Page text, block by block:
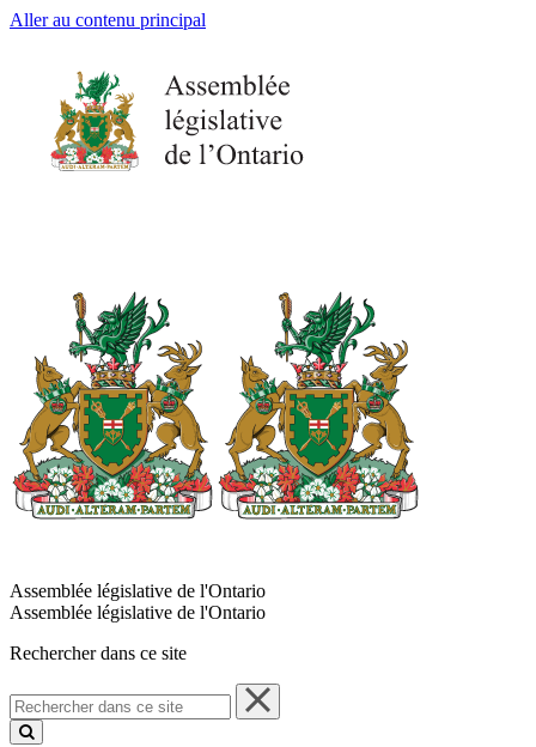
Aller au contenu principal
Assemblée législative de l'Ontario
Assemblée législative de l'Ontario
Rechercher dans ce site
Rechercher
dans
ce